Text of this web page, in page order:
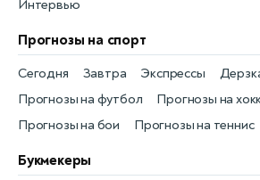
Интервью
Прогнозы на спорт
Прогнозы на футбол
Сегодня
Прогнозы на
Завтра
Прогнозы на бои
Экспрессы
Прогнозы на теннис
Букмекеры